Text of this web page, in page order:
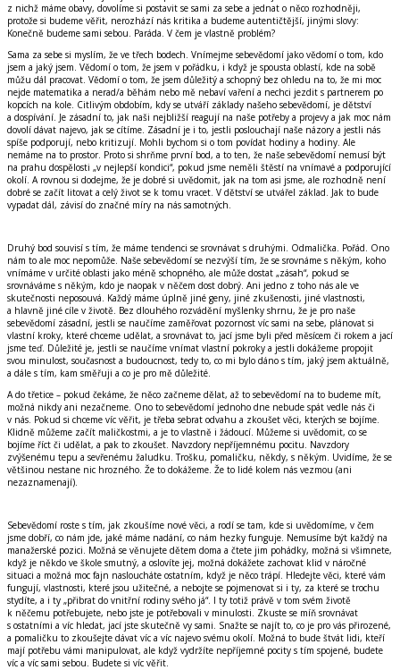
z nichž máme obavy, dovolíme si postavit se sami za sebe a jednat o něco rozhodněji,
protože si budeme věřit, nerozhází nás kritika a budeme autentičtější, jinými slovy:
Konečně budeme sami sebou. Paráda. V čem je vlastně problém?
Sama za sebe si myslím, že ve třech bodech. Vnímejme sebevědomí jako vědomí o tom, kdo
jsem a jaký jsem. Vědomí o tom, že jsem v pořádku, i když je spousta oblastí, kde na sobě
můžu dál pracovat. Vědomí o tom, že jsem důležitý a schopný bez ohledu na to, že mi moc
nejde matematika a nerad/a běhám nebo mě nebaví vaření a nechci jezdit s partnerem po
kopcích na kole. Citlivým obdobím, kdy se utváří základy našeho sebevědomí, je dětství
a dospívání. Je zásadní to, jak naši nejbližší reagují na naše potřeby a projevy a jak moc nám
dovolí dávat najevo, jak se cítíme. Zásadní je i to, jestli poslouchají naše názory a jestli nás
spíše podporují, nebo kritizují. Mohli bychom si o tom povídat hodiny a hodiny. Ale
nemáme na to prostor. Proto si shrňme první bod, a to ten, že naše sebevědomí nemusí být
na prahu dospělosti „v nejlepší kondici“, pokud jsme neměli štěstí na vnímavé a podporující
okolí. A rovnou si dodejme, že je dobré si uvědomit, jak na tom asi jsme, ale rozhodně není
dobré se začít litovat a celý život se k tomu vracet. V dětství se utvářel základ. Jak to bude
vypadat dál, závisí do značné míry na nás samotných.
Druhý bod souvisí s tím, že máme tendenci se srovnávat s druhými. Odmalička. Pořád. Ono
nám to ale moc nepomůže. Naše sebevědomí se nezvýší tím, že se srovnáme s někým, koho
vnímáme v určité oblasti jako méně schopného, ale může dostat „zásah“, pokud se
srovnáváme s někým, kdo je naopak v něčem dost dobrý. Ani jedno z toho nás ale ve
skutečnosti neposouvá. Každý máme úplně jiné geny, jiné zkušenosti, jiné vlastnosti,
a hlavně jiné cíle v životě. Bez dlouhého rozvádění myšlenky shrnu, že je pro naše
sebevědomí zásadní, jestli se naučíme zaměřovat pozornost víc sami na sebe, plánovat si
vlastní kroky, které chceme udělat, a srovnávat to, jací jsme byli před měsícem či rokem a jací
jsme teď. Důležité je, jestli se naučíme vnímat vlastní pokroky a jestli dokážeme propojit
svou minulost, současnost a budoucnost, tedy to, co mi bylo dáno s tím, jaký jsem aktuálně,
a dále s tím, kam směřuji a co je pro mě důležité.
A do třetice – pokud čekáme, že něco začneme dělat, až to sebevědomí na to budeme mít,
možná nikdy ani nezačneme. Ono to sebevědomí jednoho dne nebude spát vedle nás či
v nás. Pokud si chceme víc věřit, je třeba sebrat odvahu a zkoušet věci, kterých se bojíme.
Klidně můžeme začít maličkostmi, a je to vlastně i žádoucí. Můžeme si uvědomit, co se
bojíme říct či udělat, a pak to zkoušet. Navzdory nepříjemnému pocitu. Navzdory
zvýšenému tepu a sevřenému žaludku. Trošku, pomaličku, někdy, s někým. Uvidíme, že se
většinou nestane nic hrozného. Že to dokážeme. Že to lidé kolem nás vezmou (ani
nezaznamenají).
Sebevědomí roste s tím, jak zkoušíme nové věci, a rodí se tam, kde si uvědomíme, v čem
jsme dobří, co nám jde, jaké máme nadání, co nám hezky funguje. Nemusíme být každý na
manažerské pozici. Možná se věnujete dětem doma a čtete jim pohádky, možná si všimnete,
když je někdo ve škole smutný, a oslovíte jej, možná dokážete zachovat klid v náročné
situaci a možná moc fajn nasloucháte ostatním, když je něco trápí. Hledejte věci, které vám
fungují, vlastnosti, které jsou užitečné, a nebojte se pojmenovat si i ty, za které se trochu
stydíte, a i ty „přibrat do vnitřní rodiny svého já“. I ty totiž právě v tom svém životě
k něčemu potřebujete, nebo jste je potřebovali v minulosti. Zkuste se míň srovnávat
s ostatními a víc hledat, jací jste skutečně vy sami. Snažte se najít to, co je pro vás přirozené,
a pomaličku to zkoušejte dávat víc a víc najevo svému okolí. Možná to bude štvát lidi, kteří
mají potřebu vámi manipulovat, ale když vydržíte nepříjemné pocity s tím spojené, budete
víc a víc sami sebou. Budete si víc věřit.